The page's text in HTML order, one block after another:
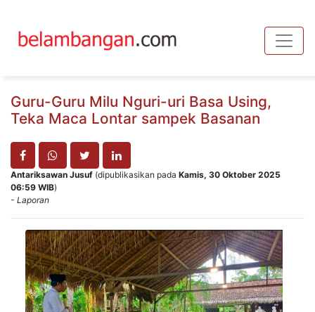
Guru-Guru Milu Nguri-uri Basa Using,
Teka Maca Lontar sampek Basanan
Antariksawan Jusuf (dipublikasikan pada Kamis, 30 Oktober 2025
06:59 WIB)
- Laporan